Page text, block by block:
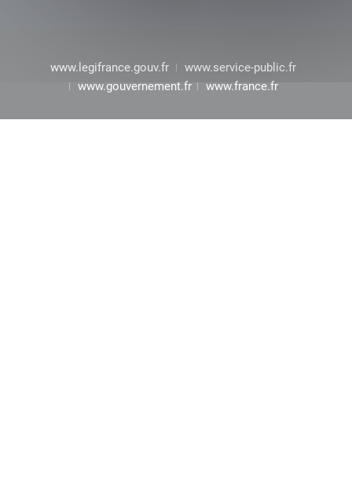
www.legifrance.gouv.fr
www.service-public.fr
www.gouvernement.fr
www.france.fr